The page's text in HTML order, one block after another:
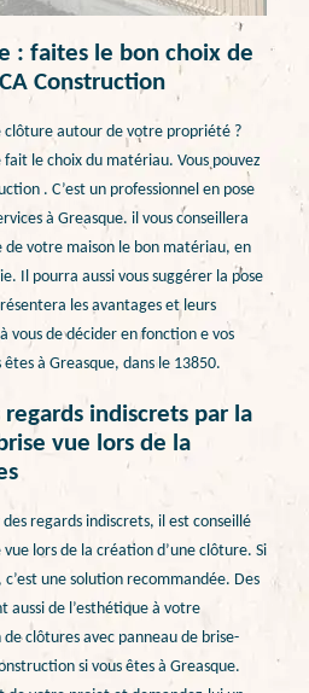
: faites le bon choix de
Construction
clôture autour de votre propriété ?
fait le choix du matériau. Vous pouvez
. C’est un professionnel en pose
à Greasque. il vous conseillera
votre maison le bon matériau, en
Il pourra aussi vous suggérer la pose
les avantages et leurs
vous de décider en fonction e vos
à Greasque, dans le 13850.
indiscrets par la
vue lors de la
regards indiscrets, il est conseillé
lors de la création d’une clôture. Si
une solution recommandée. Des
aussi de l’esthétique à votre
clôtures avec panneau de brise-
si vous êtes à Greasque.